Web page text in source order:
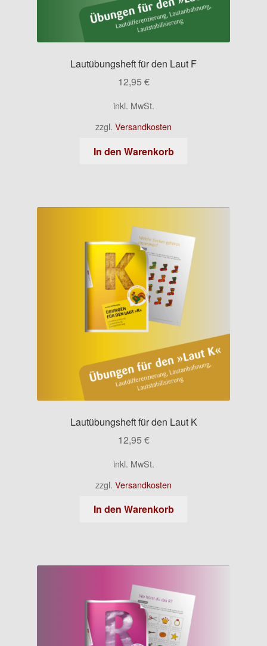
Lautübungsheft für den Laut F
12,95 €
inkl. MwSt.
zzgl. Versandkosten
In den Warenkorb
Lautübungsheft für den Laut K
12,95 €
inkl. MwSt.
zzgl. Versandkosten
In den Warenkorb